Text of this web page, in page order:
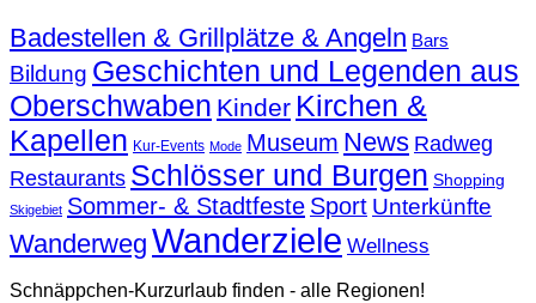
Badestellen & Grillplätze & Angeln Bars
Bildung Geschichten und Legenden aus
Oberschwaben Kinder Kirchen &
Kapellen Kur-Events Mode Museum News Radweg
Restaurants Schlösser und Burgen Shopping
Skigebiet Sommer- & Stadtfeste Sport Unterkünfte
Wanderweg Wanderziele Wellness
Schnäppchen-Kurzurlaub finden - alle Regionen!